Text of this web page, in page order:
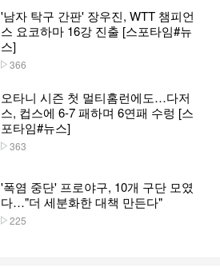
'남자 탁구 간판' 장우진, WTT 챔피언
스 요코하마 16강 진출 [스포타임#뉴
스]
366
오타니 시즌 첫 멀티홈런에도…다저
스, 컵스에 6-7 패하며 6연패 수렁 [스
포타임#뉴스]
363
'폭염 중단' 프로야구, 10개 구단 모였
다…"더 세분화한 대책 만든다"
225